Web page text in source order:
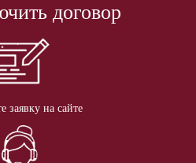
договор
заявку на сайте